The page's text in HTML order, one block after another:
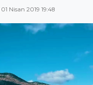
01 Nisan 2019 19:48